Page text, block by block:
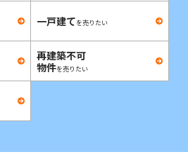
一戸建てを売りたい
再建築不可
物件を売りたい